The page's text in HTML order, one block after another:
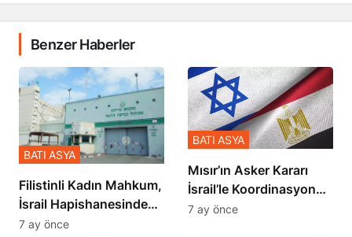
Benzer Haberler
Filistinli Kadın Mahkum,
İsrail Hapishanesindeki
Zulmü Anlattı
BATI ASYA
7 ay önce
Mısır’ın Asker Kararı
İsrail’le Koordinasyon
İçinde Gerçekleşmiş
BATI ASYA
7 ay önce